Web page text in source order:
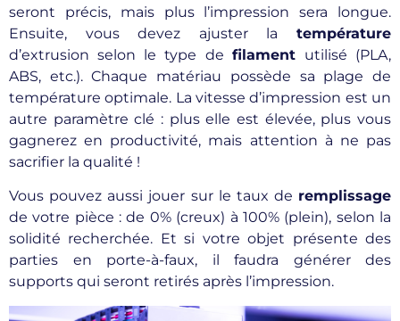
seront précis, mais plus l’impression sera longue.
Ensuite, vous devez ajuster la température
d’extrusion selon le type de filament utilisé (PLA,
ABS, etc.). Chaque matériau possède sa plage de
température optimale. La vitesse d’impression est un
autre paramètre clé : plus elle est élevée, plus vous
gagnerez en productivité, mais attention à ne pas
sacrifier la qualité !
Vous pouvez aussi jouer sur le taux de remplissage
de votre pièce : de 0% (creux) à 100% (plein), selon la
solidité recherchée. Et si votre objet présente des
parties en porte-à-faux, il faudra générer des
supports qui seront retirés après l’impression.